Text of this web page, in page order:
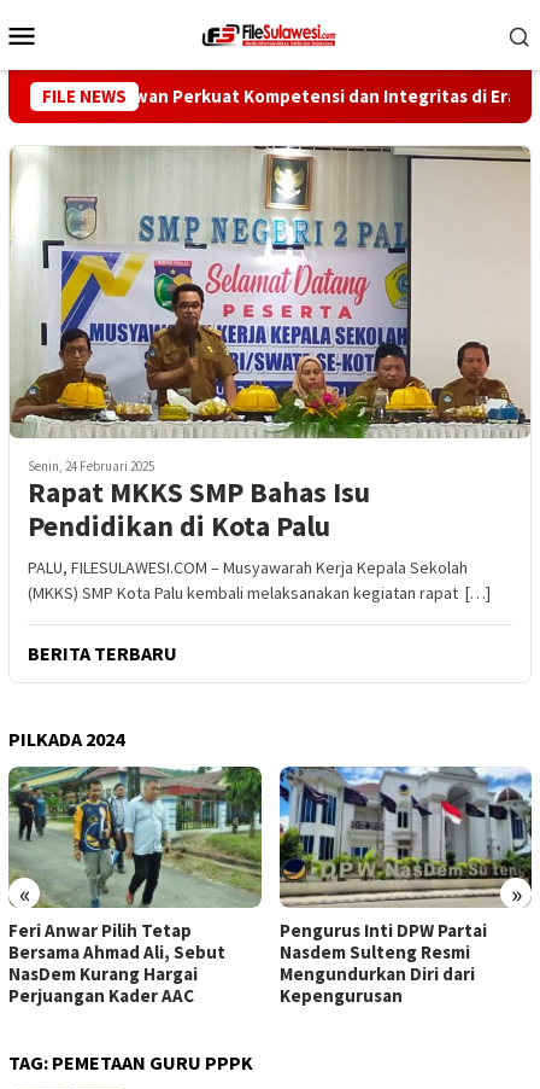
ke
Mobile
FILE NEWS
Wartawan Perkuat Kompetensi dan Integritas di Era Digital
Senin, 24 Februari 2025
Rapat MKKS SMP Bahas Isu
Pendidikan di Kota Palu
PALU, FILESULAWESI.COM – Musyawarah Kerja Kepala Sekolah
(MKKS) SMP Kota Palu kembali melaksanakan kegiatan rapat […]
BERITA TERBARU
PILKADA 2024
« »
Feri Anwar Pilih Tetap
Bersama Ahmad Ali, Sebut
NasDem Kurang Hargai
Perjuangan Kader AAC
Pengurus Inti DPW Partai
Nasdem Sulteng Resmi
Mengundurkan Diri dari
Kepengurusan
TAG: PEMETAAN GURU PPPK